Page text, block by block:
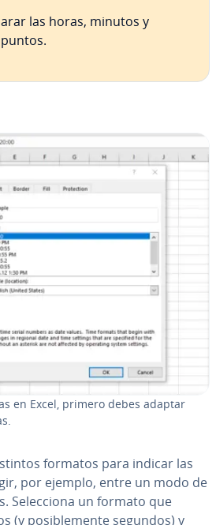
las horas, minutos y
en Excel, primero debes adaptar
formatos para indicar las
por ejemplo, entre un modo de
Se­le­c­cio­na un formato que
(y po­si­ble­me­n­te segundos) y